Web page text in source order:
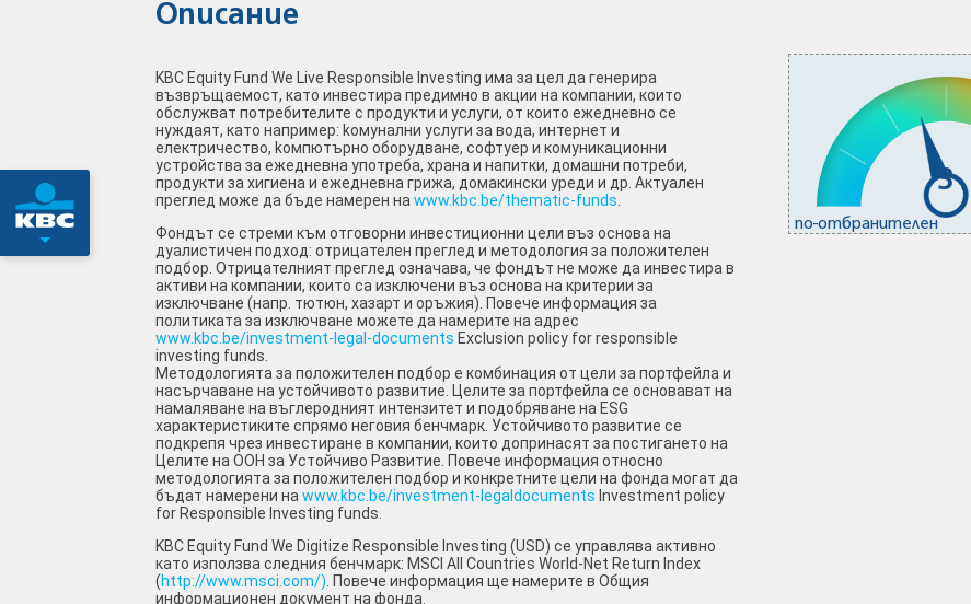
Описание
KBC Equity Fund We Live Responsible Investing има за цел да генерира
възвръщаемост, като инвестира предимно в акции на компании, които
обслужват потребителите с продукти и услуги, от които ежедневно се
нуждаят, като например: kомунални услуги за вода, интернет и
електричество, kомпютърно оборудване, софтуер и комуникационни
устройства за ежедневна употреба, храна и напитки, домашни потреби,
продукти за хигиена и ежедневна грижа, домакински уреди и др. Актуален
преглед може да бъде намерен на www.kbc.be/thematic-funds
Фондът се стреми към отговорни инвестиционни цели въз основа на
дуалистичен подход: отрицателен преглед и методология за положителен
подбор. Отрицателният преглед означава, че фондът не може да инвестира в
активи на компании, които са изключени въз основа на критерии за
изключване (напр. тютюн, хазарт и оръжия). Повече информация за
политиката за изключване можете да намерите на адрес
www.kbc.be/investment-legal-documents Exclusion policy for responsible
investing funds.
Методологията за положителен подбор е комбинация от цели за портфейла и
насърчаване на устойчивото развитие. Целите за портфейла се основават на
намаляване на въглеродният интензитет и подобряване на ESG
характеристиките спрямо неговия бенчмарк. Устойчивото развитие се
подкрепя чрез инвестиране в компании, които допринасят за постигането на
Целите на ООН за Устойчиво Развитие. Повече информация относно
методологията за положителен подбор и конкретните цели на фонда могат да
бъдат намерени на www.kbc.be/investment-legaldocuments Investment policy
for Responsible Investing funds.
KBC Equity Fund We Digitize Responsible Investing (USD) се управлява активно
като използва следния бенчмарк: MSCI All Countries World-Net Return Index
(http://www.msci.com/) . Повече информация ще намерите в Общия
информационен документ на фонда.
3
по-отбранителен